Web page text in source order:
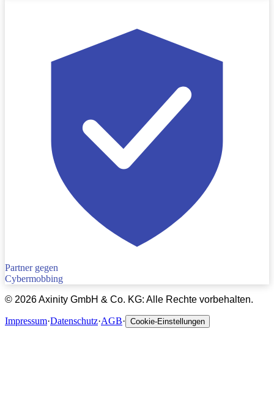
Partner gegen
Cybermobbing
© 2026Axinity GmbH & Co. KG: Alle Rechte vorbehalten.
Impressum·Datenschutz·AGB· Cookie-Einstellungen